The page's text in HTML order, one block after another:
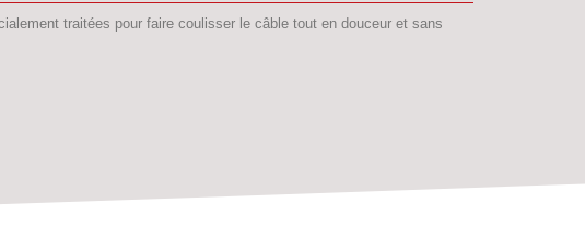
traitées pour faire coulisser le câble tout en douceur et sans